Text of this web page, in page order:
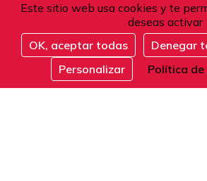
Este sitio web usa cookies y te
deseas activar
OK, aceptar todas
Denegar
Personalizar
Política
Inscribirse
Dirección
101 boulevard Raspail
75006 Paris